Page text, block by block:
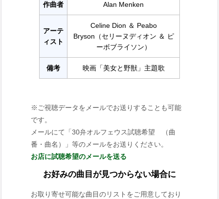
作曲者 Alan Menken
アーテ
ィスト
Celine Dion ＆ Peabo
Bryson（セリーヌディオン ＆ ピ
ーボブライソン）
備考 映画「美女と野獣」主題歌
※ご視聴データをメールでお送りすることも可能
です。
メールにて「30弁オルフェウス試聴希望 （曲
番・曲名）」等のメールをお送りください。
お店に試聴希望のメールを送る
お好みの曲目が見つからない場合に
お取り寄せ可能な曲目のリストをご用意しており